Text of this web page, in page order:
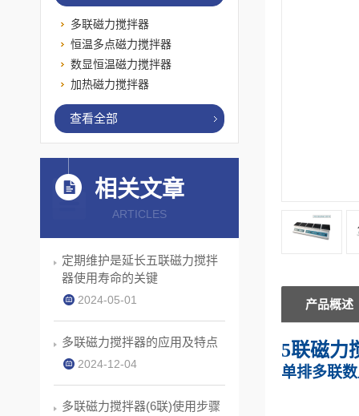
产品概述
5联磁力
单排多联
多联磁力搅拌器
恒温多点磁力搅拌器
数显恒温磁力搅拌器
加热磁力搅拌器
查看全部
相关文章
ARTICLES
定期维护是延长五联磁力搅拌
器使用寿命的关键
2024-05-01
多联磁力搅拌器的应用及特点
2024-12-04
多联磁力搅拌器(6联)使用步骤